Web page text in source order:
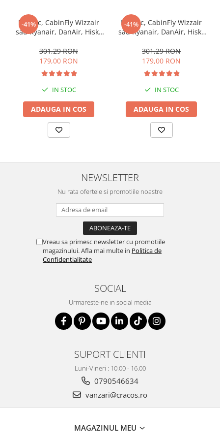
-41%
Rucsac, CabinFly Wizzair
sau Ryanair, DanAir, Hisky
40x30x20cm, 24l, Negru,
ideal bagaj de mana gratuit
301,29 RON
179,00 RON
IN STOC
ADAUGA IN COS
-41%
Rucsac, CabinFly Wizzair
sau Ryanair, DanAir, Hisky
40x30x20cm, 24l, verde,
ideal bagaj de mana gratuit
301,29 RON
179,00 RON
IN STOC
ADAUGA IN COS
NEWSLETTER
Nu rata ofertele si promotiile noastre
Vreau sa primesc newsletter cu promotiile
magazinului. Afla mai multe in Politica de
Confidentialitate
SOCIAL
Urmareste-ne in social media
SUPORT CLIENTI
Luni-Vineri : 10.00 - 16.00
0790546634
vanzari@cracos.ro
MAGAZINUL MEU